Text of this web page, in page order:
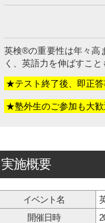
英検®の重要性は年々高
く、英語力を伸ばすこ
★テスト終了後、即正答
★塾外生のご参加も大歓
実施概要
イベント名
開催日時